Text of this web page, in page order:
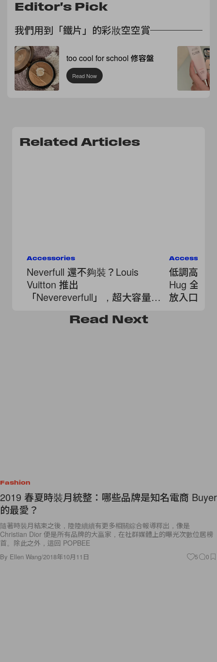
Editor's Pick
我們用到「鐵片」的彩妝空空賞
too cool for school 修容盤
Read Now
Related Articles
Accessories
Neverfull 還不夠裝？Louis
Vuitton 推出
「Nevereverfull」，超大容量、
低調高級
Hug 全新
放入口袋
Read Next
Fashion
2019 春夏時裝月統整：哪些品牌是知名電商 Buyer
的最愛？
隨著時裝月結束之後，陸陸續續有更多相關綜合報導釋出，像是
Christian Dior 便是所有品牌的大贏家，在社群媒體上的曝光次數位居榜
首。除此之外，這回 POPBEE
By Ellen Wang/2018年10月11日 5 0